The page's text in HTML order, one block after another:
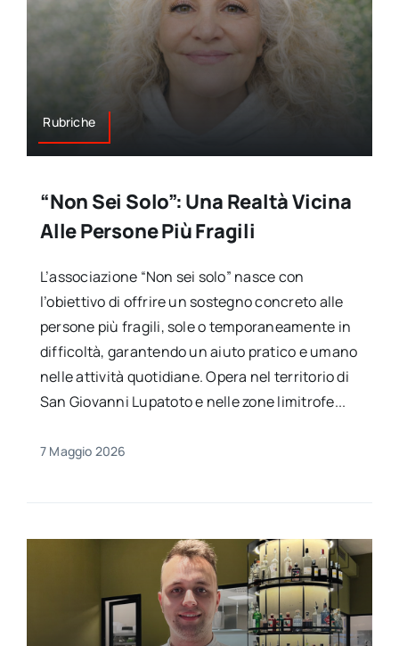
Rubriche
“Non Sei Solo”: Una Realtà Vicina
Alle Persone Più Fragili
L’associazione “Non sei solo” nasce con
l’obiettivo di offrire un sostegno concreto alle
persone più fragili, sole o temporaneamente in
difficoltà, garantendo un aiuto pratico e umano
nelle attività quotidiane. Opera nel territorio di
San Giovanni Lupatoto e nelle zone limitrofe...
7 Maggio 2026